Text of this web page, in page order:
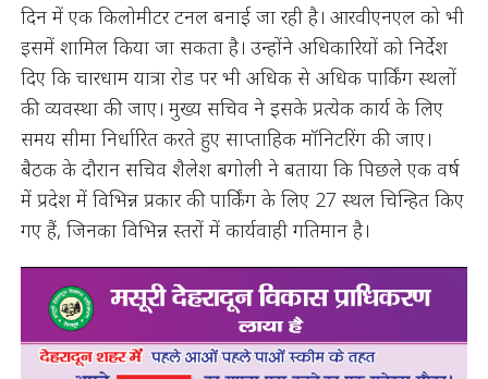
दिन में एक किलोमीटर टनल बनाई जा रही है। आरवीएनएल को भी
इसमें शामिल किया जा सकता है। उन्होंने अधिकारियों को निर्देश
दिए कि चारधाम यात्रा रोड पर भी अधिक से अधिक पार्किंग स्थलों
की व्यवस्था की जाए। मुख्य सचिव ने इसके प्रत्येक कार्य के लिए
समय सीमा निर्धारित करते हुए साप्ताहिक मॉनिटरिंग की जाए।
बैठक के दौरान सचिव शैलेश बगोली ने बताया कि पिछले एक वर्ष
में प्रदेश में विभिन्न प्रकार की पार्किंग के लिए 27 स्थल चिन्हित किए
गए हैं, जिनका विभिन्न स्तरों में कार्यवाही गतिमान है।